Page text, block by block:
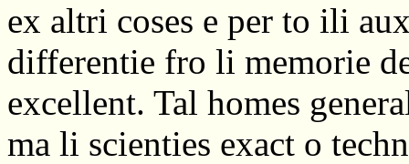
ex altri coses e per to ili
differentie fro li memorie
excellent. Tal homes
ma li scienties exact o